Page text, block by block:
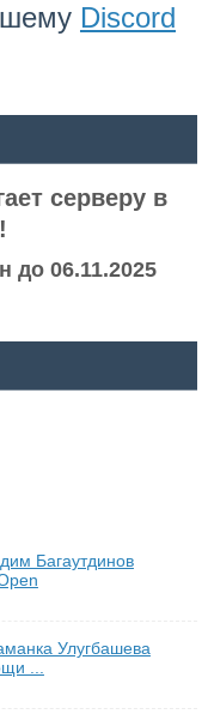
Discord
серверу в
до 06.11.2025
Багаутдинов
Улугбашева
...